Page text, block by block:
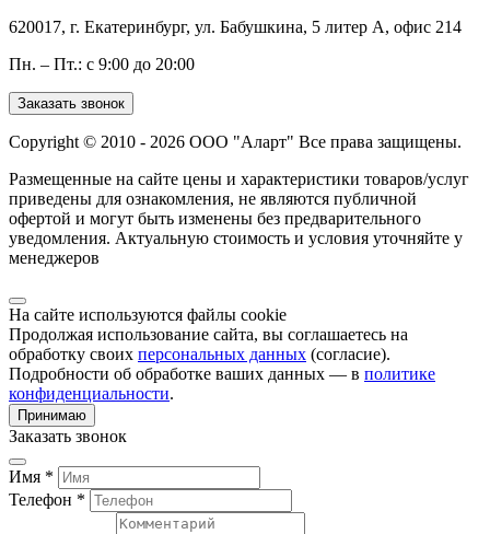
620017, г. Екатеринбург, ул. Бабушкина, 5 литер А, офис 214
Пн. – Пт.: с 9:00 до 20:00
Заказать звонок
Copyright © 2010 - 2026 ООО "Аларт" Все права защищены.
Размещенные на сайте цены и характеристики товаров/услуг
приведены для ознакомления, не являются публичной
офертой и могут быть изменены без предварительного
уведомления. Актуальную стоимость и условия уточняйте у
менеджеров
На сайте используются файлы cookie
Продолжая использование сайта, вы соглашаетесь на
обработку своих персональных данных (согласие).
Подробности об обработке ваших данных — в политике
конфиденциальности.
Принимаю
Заказать звонок
Имя *
Телефон *